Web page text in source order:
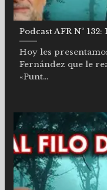
Podcast AFR Nº
Hoy les
Fernández que le
«Punt...